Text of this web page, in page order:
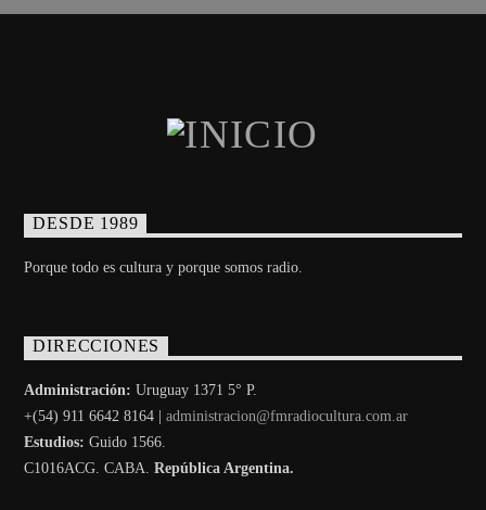
DESDE 1989
Porque todo es cultura y porque somos radio.
DIRECCIONES
Administración: Uruguay 1371 5° P.
+(54) 911 6642 8164 |administracion@fmradiocultura.com.ar
Estudios: Guido 1566.
C1016ACG. CABA.República Argentina.